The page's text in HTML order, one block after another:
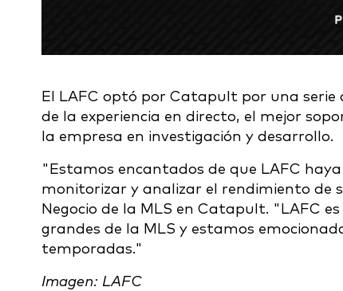
El LAFC optó por Catapult por una serie
de la experiencia en directo, el mejor
la empresa en investigación y desarrollo.
"Estamos encantados de que LAFC
monitorizar y analizar el rendimiento de
Negocio de la MLS en Catapult. "LAFC
grandes de la MLS y estamos
temporadas."
Imagen: LAFC